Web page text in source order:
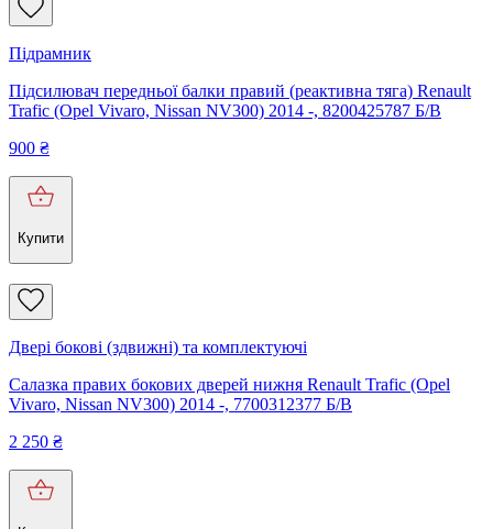
Підрамник
Підсилювач передньої балки правий (реактивна тяга) Renault
Trafic (Opel Vivaro, Nissan NV300) 2014 -, 8200425787 Б/В
900 ₴
Купити
Двері бокові (здвижні) та комплектуючі
Салазка правих бокових дверей нижня Renault Trafic (Opel
Vivaro, Nissan NV300) 2014 -, 7700312377 Б/В
2 250 ₴